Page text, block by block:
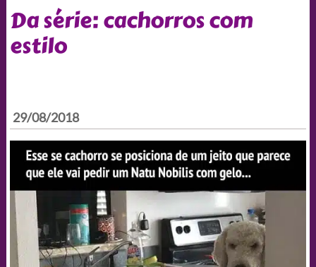
Da série: cachorros com
estilo
29/08/2018